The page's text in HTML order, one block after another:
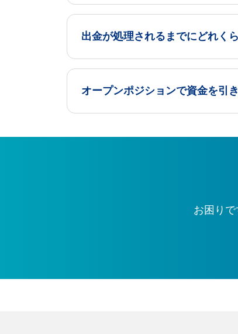
出金が処理されるまでにどれく
オープンポジションで資金を引
お困り